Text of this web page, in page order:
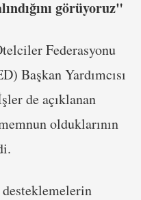
görüyoruz"
Federasyonu
Başkan Yardımcısı
de açıklanan
olduklarının